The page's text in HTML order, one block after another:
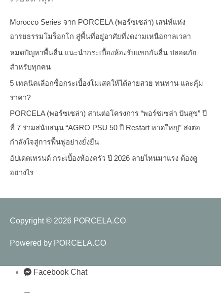
Morocco Series จาก PORCELA (พอร์ซเซล่า) เสน่ห์แห่ง
อารยธรรมโมร็อกโก สู่พื้นที่อยู่อาศัยที่งดงามเหนือกาลเวลา
หมดปัญหาพื้นลื่น แนะนำกระเบื้องห้องรับแขกกันลื่น ปลอดภัย
สำหรับทุกคน
5 เทคนิคเลือกซื้อกระเบื้องโมเสคให้ได้ลายสวย ทนทาน และคุ้ม
ราคา?
PORCELA (พอร์ซเซล่า) สานต่อโครงการ “พอร์ซเซล่า ปันสุข” ปี
ที่ 7 ร่วมสนับสนุน “AGRO PSU 50 ปี Restart หาดใหญ่” ส่งต่อ
กำลังใจสู่การฟื้นฟูอย่างยั่งยืน
อัปเดตเทรนด์ กระเบื้องห้องครัว ปี 2026 ลายไหนมาแรง ต้องดู
อย่างไร
Copyright © 2026 PORCELA.CO
Powered by PORCELA.CO
Facebook Chat